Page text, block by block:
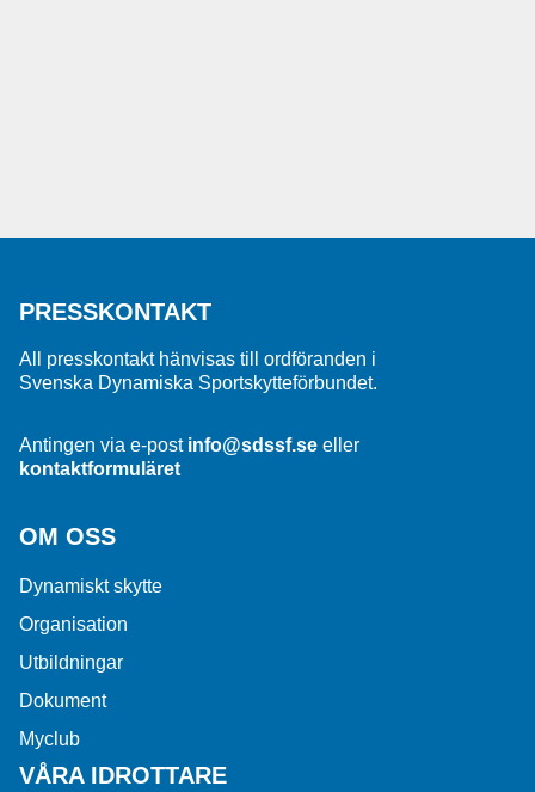
PRESSKONTAKT
All presskontakt hänvisas till ordföranden i
Svenska Dynamiska Sportskytteförbundet.
Antingen via e-post info@sdssf.se eller
kontaktformuläret
OM OSS
Dynamiskt skytte
Organisation
Utbildningar
Dokument
Myclub
VÅRA IDROTTARE